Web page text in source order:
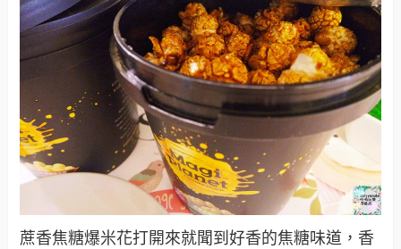
蔗香焦糖爆米花打開來就聞到好香的焦糖味道，香